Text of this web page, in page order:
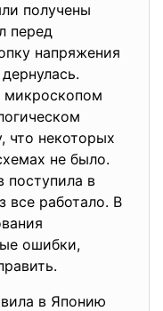
получены
перед
напряжения
микроскопом
что некоторых
не было.
поступила в
все работало. В
ошибки,
в Японию